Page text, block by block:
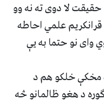
لا دوی ته نه وو
علمي احاطه
وای نو حتما به یې
خلکو هم د
د هغو ظالمانو څه